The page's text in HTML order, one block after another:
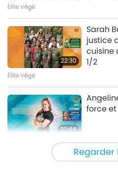
Regarder
Élite Végé
22:30
Sarah
justice
cuisine
1/2
Élite Végé
22:44
force